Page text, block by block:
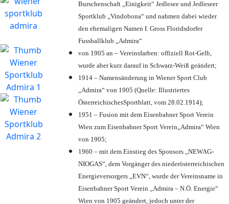
Burschenschaft „Einigkeit“ Jedlesee und Jedleseer
Sportklub „Vindobona“ und nahmen dabei wieder
den ehemaligen Namen I. Gross Floridsdorfer
Fussballklub „Admira“
von 1905 an – Vereinsfarben: offiziell Rot-Gelb,
wurde aber kurz darauf in Schwarz-Weiß geändert;
1914 – Namensänderung in Wiener Sport Club
„Admira“ von 1905 (Quelle: Illustriertes
ÖsterreichischesSportblatt, vom 28.02.1914);
1951 – Fusion mit dem Eisenbahner Sport Verein
Wien zum Eisenbahner Sport Verein„Admira“ Wien
von 1905;
1960 – mit dem Einstieg des Sponsors „NEWAG-
NIOGAS“, dem Vorgänger des niederösterreichischen
Energieversorgers „EVN“, wurde der Vereinsname in
Eisenbahner Sport Verein „Admira – N.Ö. Energie“
Wien von 1905 geändert, jedoch unter der